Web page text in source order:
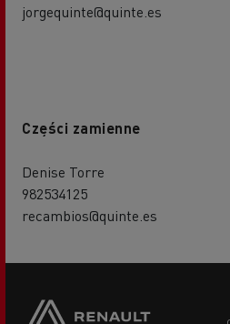
jorgequinte@quinte.es
Części zamienne
Denise Torre
982534125
recambios@quinte.es